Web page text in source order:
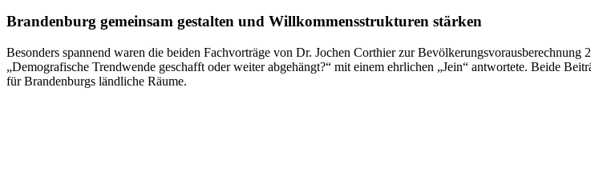
Brandenburg gemeinsam gestalten und Willkommensstrukturen stärken
Besonders spannend waren die beiden Fachvorträge von Dr. Jochen Corthier zur
„Demografische Trendwende geschafft oder weiter abgehängt?“ mit einem ehrlichen „Jein“ antwortete. Beide
für Brandenburgs ländliche Räume.